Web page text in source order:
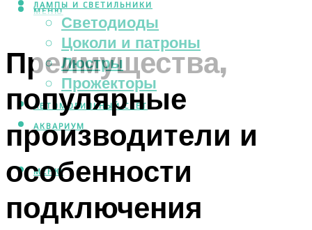
ЛАМПЫ И СВЕТИЛЬНИКИ
Светодиоды
Цоколи и патроны
Люстры
Прожекторы
АВТОМОБИЛЬНЫЙ СВЕТ
АКВАРИУМ
МЕНЮ
МЕНЮ
Преимущества,
популярные
производители и
особенности
подключения